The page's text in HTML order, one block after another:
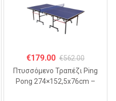
€179.00 €562.00
Πτυσσόμενo Τραπέζι Ping
Pong 274×152,5x76cm –